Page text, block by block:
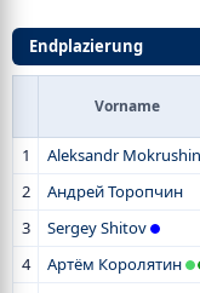
Endplazierung
Vorname
1 Aleksandr Mokrushin
2
Андрей Торопчин
3
Sergey Shitov
4
Артём Королятин